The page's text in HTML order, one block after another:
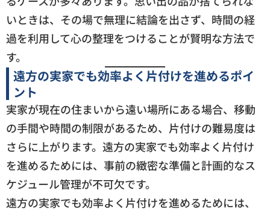
いときは、その場で無理に結論を出さず、時間の経
過を利用して心の整理をつけることが賢明な方法で
す。
遠方の実家でも効率よく片付けを進めるポイ
ント
実家が現在の住まいから遠い場所にある場合、移動
の手間や時間の制限があるため、片付けの難易度は
さらに上がります。遠方の実家でも効率よく片付け
を進めるためには、事前の緻密な準備と計画的なス
ケジュール管理が不可欠です。
遠方の実家でも効率よく片付けを進めるためには、